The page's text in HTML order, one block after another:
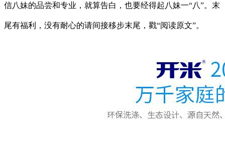
信八妹的品尝和专业，就算告白，也要经得起八妹一“八”。末
尾有福利，没有耐心的请间接移步末尾，戳“阅读原文”。